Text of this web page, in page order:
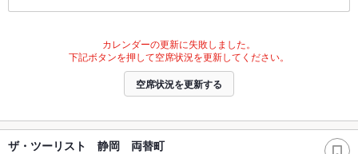
カレンダーの更新に失敗しました。
下記ボタンを押して空席状況を更新してください。
空席状況を更新する
ザ・ツーリスト 静岡 両替町